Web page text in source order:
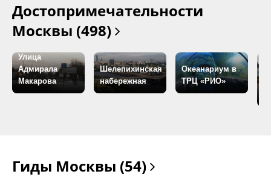
Достопримечательности
Москвы (498)
Улица
Адмирала
Макарова
Шелепихинская
набережная
Океанариум в
ТРЦ «РИО»
Гиды Москвы (54)